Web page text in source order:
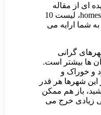
ای از مقاله
منتشر شده در سایت homesnacks، لیست 10
شما ارایه می
گرانی
ها بیشتر است.
و خوراک و
شهرها هر قدر
باز هم ممکن
زیادی خرج می